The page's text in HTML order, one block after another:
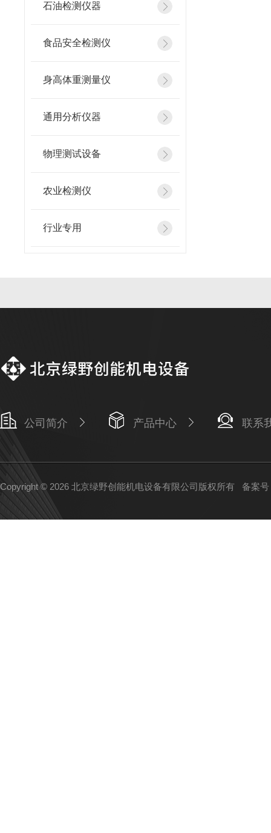
石油检测仪器
食品安全检测仪
身高体重测量仪
通用分析仪器
物理测试设备
农业检测仪
行业专用
公司简介 产品中心 联系
Copyright © 2026 北京绿野创能机电设备有限公司版权所有 备案